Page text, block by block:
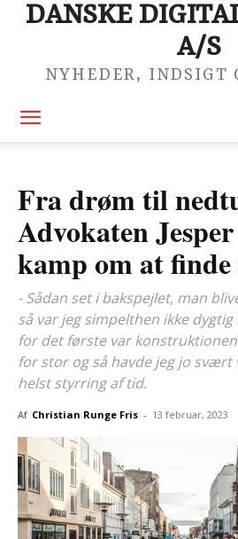
DANSKE
A/S
NYHEDER, INDSIGT
Fra drøm til
Advokaten
kamp om at finde
- Sådan set i bakspejlet, man
så var jeg simpelthen ikke
for det første var
for stor og så havde jeg jo svært
helst styrring af tid.
Af Christian Runge Fris - 13 februar, 2023